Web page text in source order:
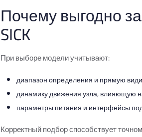
Почему выгодно
SICK
При выборе модели учитывают:
диапазон определения и прямую
динамику движения узла, влияющую
параметры питания и интерфейсы
Корректный подбор способствует